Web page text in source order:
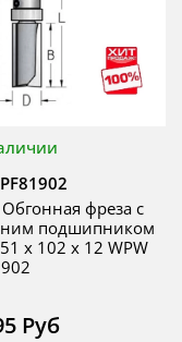
PF81902
фреза с
подшипником
x 102 x 12 WPW
Руб